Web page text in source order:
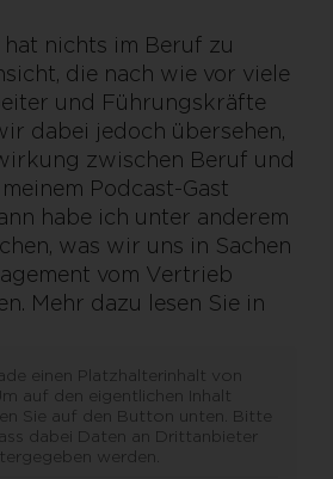
nichts im Beruf zu
die nach wie vor viele
und Führungskräfte
dabei jedoch übersehen,
zwischen Beruf und
Podcast-Gast
habe ich unter anderem
was wir uns in Sachen
vom Vertrieb
Mehr dazu lesen Sie in
einen Platzhalterinhalt von
auf den eigentlichen Inhalt
Sie auf den Button unten. Bitte
dabei Daten an Drittanbieter
werden.